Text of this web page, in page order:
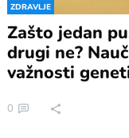
ZDRAVLJE
Zašto jedan
drugi ne?
važnosti
0